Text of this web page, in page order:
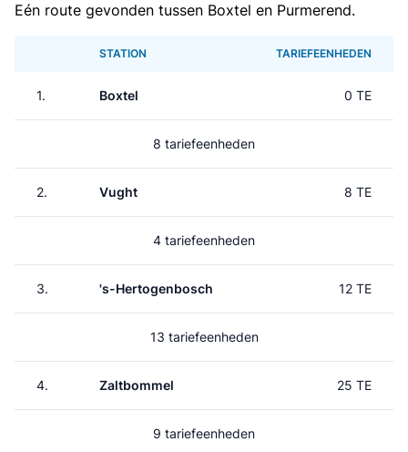
Eén route gevonden tussen Boxtel en Purmerend.
STATION TARIEFEENHEDEN
1. Boxtel 0 TE
8 tariefeenheden
2. Vught 8 TE
4 tariefeenheden
3. 's-Hertogenbosch 12 TE
13 tariefeenheden
4. Zaltbommel 25 TE
9 tariefeenheden